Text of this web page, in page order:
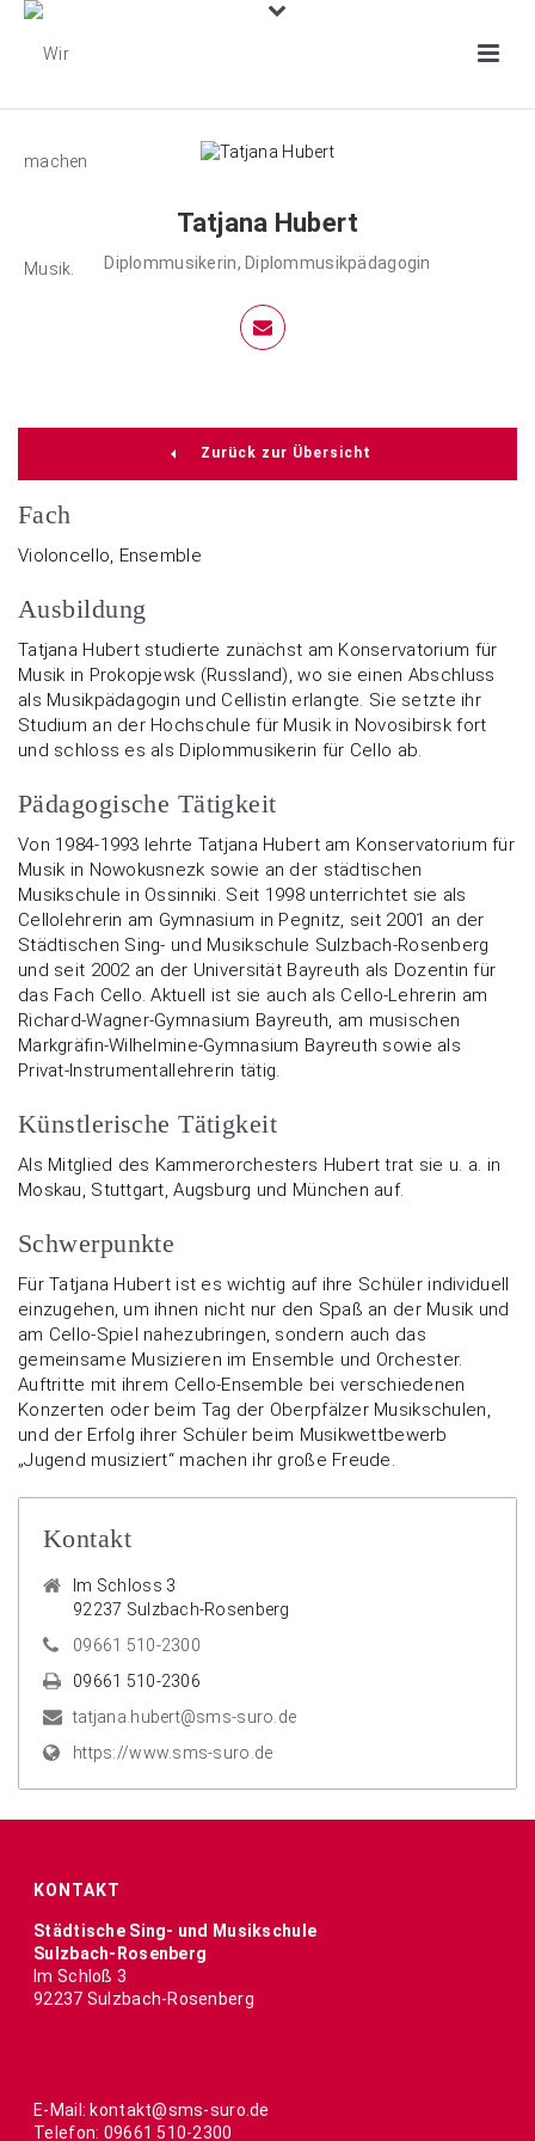
Tatjana Hubert
Diplommusikerin, Diplommusikpädagogin
Zurück zur Übersicht
Fach
Violoncello, Ensemble
Ausbildung
Tatjana Hubert studierte zunächst am Konservatorium für
Musik in Prokopjewsk (Russland), wo sie einen Abschluss
als Musikpädagogin und Cellistin erlangte. Sie setzte ihr
Studium an der Hochschule für Musik in Novosibirsk fort
und schloss es als Diplommusikerin für Cello ab.
Pädagogische Tätigkeit
Von 1984-1993 lehrte Tatjana Hubert am Konservatorium für
Musik in Nowokusnezk sowie an der städtischen
Musikschule in Ossinniki. Seit 1998 unterrichtet sie als
Cellolehrerin am Gymnasium in Pegnitz, seit 2001 an der
Städtischen Sing- und Musikschule Sulzbach-Rosenberg
und seit 2002 an der Universität Bayreuth als Dozentin für
das Fach Cello. Aktuell ist sie auch als Cello-Lehrerin am
Richard-Wagner-Gymnasium Bayreuth, am musischen
Markgräfin-Wilhelmine-Gymnasium Bayreuth sowie als
Privat-Instrumentallehrerin tätig.
Künstlerische Tätigkeit
Als Mitglied des Kammerorchesters Hubert trat sie u. a. in
Moskau, Stuttgart, Augsburg und München auf.
Schwerpunkte
Für Tatjana Hubert ist es wichtig auf ihre Schüler individuell
einzugehen, um ihnen nicht nur den Spaß an der Musik und
am Cello-Spiel nahezubringen, sondern auch das
gemeinsame Musizieren im Ensemble und Orchester.
Auftritte mit ihrem Cello-Ensemble bei verschiedenen
Konzerten oder beim Tag der Oberpfälzer Musikschulen,
und der Erfolg ihrer Schüler beim Musikwettbewerb
„Jugend musiziert“ machen ihr große Freude.
Kontakt
Im Schloss 3
92237 Sulzbach-Rosenberg
09661 510-2300
09661 510-2306
tatjana.hubert@sms-suro.de
https://www.sms-suro.de
KONTAKT
Städtische Sing- und Musikschule
Sulzbach-Rosenberg
Im Schloß 3
92237 Sulzbach-Rosenberg
E-Mail: kontakt@sms-suro.de
Telefon: 09661 510-2300